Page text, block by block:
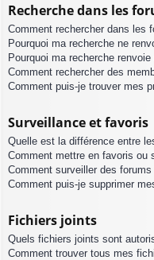
Recherche dans les
Comment rechercher dans les
Pourquoi ma recherche ne
Pourquoi ma recherche
Comment rechercher des
Comment puis-je trouver mes
Surveillance et favoris
Quelle est la différence entre
Comment mettre en favoris ou
Comment surveiller des forums
Comment puis-je supprimer
Fichiers joints
Quels fichiers joints sont
Comment trouver tous mes